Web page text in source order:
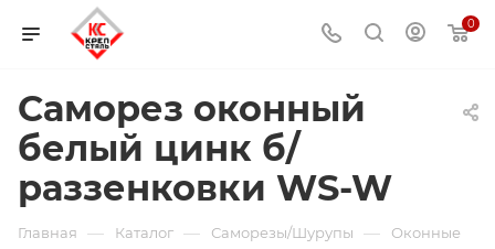
0
Саморез оконный
белый цинк б/
раззенковки WS-W
Главная — Каталог — Саморезы/Шурупы — Оконные